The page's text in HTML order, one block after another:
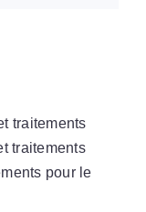
traitements
traitements
pour le